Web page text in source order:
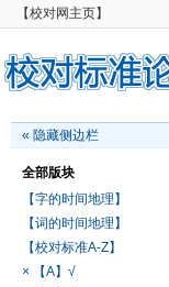
【校对网主页】
« 隐藏侧边栏
全部版块
【字的时间地理】
【词的时间地理】
【校对标准A-Z】
× 【A】√